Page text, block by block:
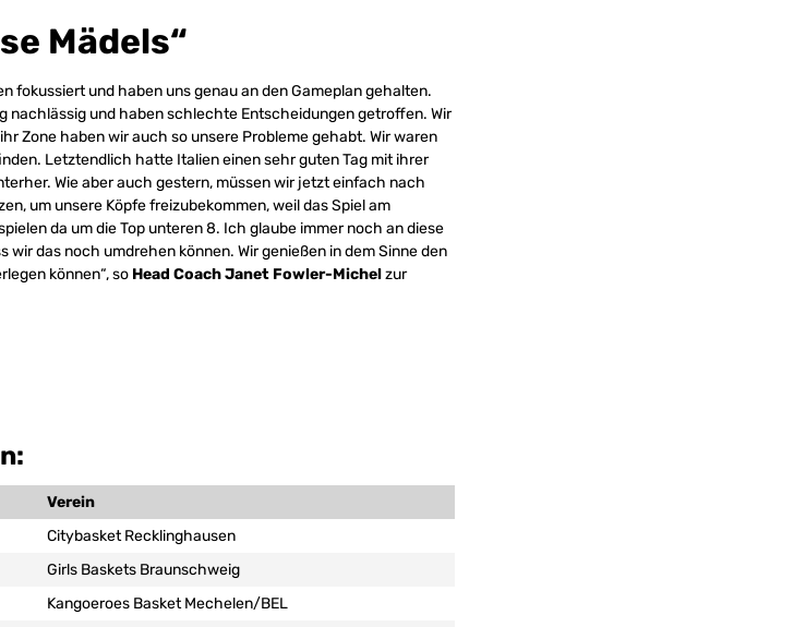
Mädels“
fokussiert und haben uns genau an den Gameplan gehalten.
nachlässig und haben schlechte Entscheidungen getroffen. Wir
Zone haben wir auch so unsere Probleme gehabt. Wir waren
Letztendlich hatte Italien einen sehr guten Tag mit ihrer
Wie aber auch gestern, müssen wir jetzt einfach nach
um unsere Köpfe freizubekommen, weil das Spiel am
da um die Top unteren 8. Ich glaube immer noch an diese
wir das noch umdrehen können. Wir genießen in dem Sinne den
können“, so Head Coach Janet Fowler-Michelzur
Verein
Citybasket Recklinghausen
Girls Baskets Braunschweig
Kangoeroes Basket Mechelen/BEL